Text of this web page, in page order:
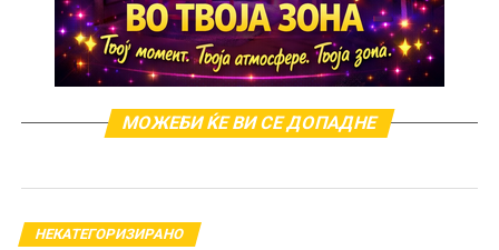
МОЖЕБИ ЌЕ ВИ СЕ ДОПАДНЕ
НЕКАТЕГОРИЗИРАНО